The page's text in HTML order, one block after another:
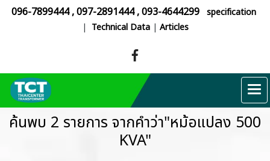
096-7899444,097-2891444,093-4644299 specification
| Technical Data| Articles
ค้นพบ 2 รายการ จากคำว่า"หม้อแปลง 500
KVA"